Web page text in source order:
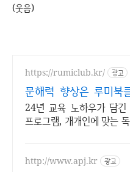
(웃음)
https://rumiclub.kr/ 광고
문해력 향상은 루미북
해력 향상 프로그램
24년 교육 노하우가 담긴
프로그램, 개개인에 맞는
http://www.apj.kr 광고